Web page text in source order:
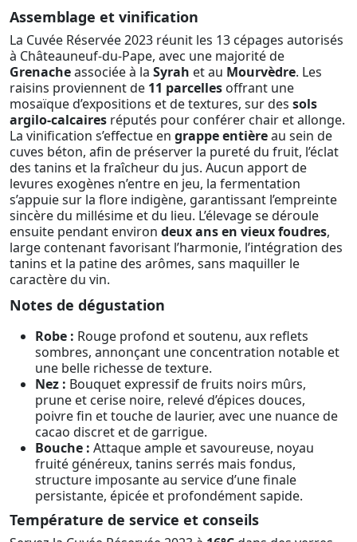
Assemblage et vinification
La Cuvée Réservée 2023 réunit les 13 cépages autorisés
à Châteauneuf-du-Pape, avec une majorité de
Grenacheassociée à la Syrah et au Mourvèdre. Les
raisins proviennent de 11 parcelles offrant une
mosaïque d’expositions et de textures, sur des sols
argilo-calcaires réputés pour conférer chair et allonge.
La vinification s’effectue en grappe entièreau sein de
cuves béton, afin de préserver la pureté du fruit, l’éclat
des tanins et la fraîcheur du jus. Aucun apport de
levures exogènes n’entre en jeu, la fermentation
s’appuie sur la flore indigène, garantissant l’empreinte
sincère du millésime et du lieu. L’élevage se déroule
ensuite pendant environ deux ans en vieux foudres,
large contenant favorisant l’harmonie, l’intégration des
tanins et la patine des arômes, sans maquiller le
caractère du vin.
Notes de dégustation
Robe : Rouge profond et soutenu, aux reflets
sombres, annonçant une concentration notable et
une belle richesse de texture.
Nez : Bouquet expressif de fruits noirs mûrs,
prune et cerise noire, relevé d’épices douces,
poivre fin et touche de laurier, avec une nuance de
cacao discret et de garrigue.
Bouche : Attaque ample et savoureuse, noyau
fruité généreux, tanins serrés mais fondus,
structure imposante au service d’une finale
persistante, épicée et profondément sapide.
Température de service et conseils